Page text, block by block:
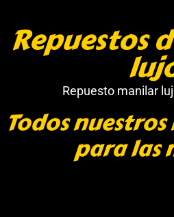
Repuestos
Repuesto manilar
Todos
para las